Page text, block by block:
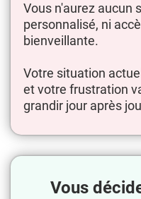
Vous n'aurez aucun
personnalisé, ni
bienveillante.
Votre situation
et votre frustration
grandir jour après
Vous